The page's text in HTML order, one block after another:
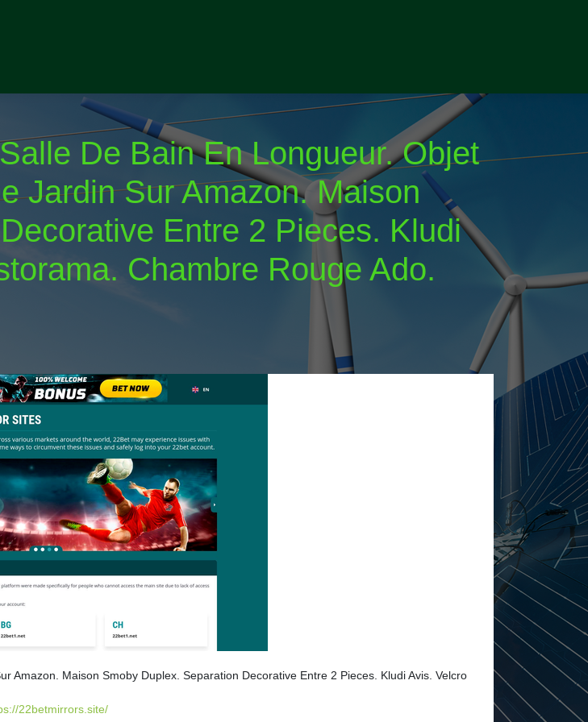
De Bain En Longueur. Objet
Jardin Sur Amazon. Maison
Entre 2 Pieces. Kludi
Chambre Rouge Ado.
Amazon. Maison Smoby Duplex. Separation Decorative Entre 2 Pieces. Kludi Avis. Velcro
22betmirrors.site/